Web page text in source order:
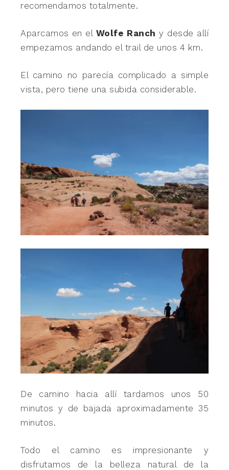
recomendamos totalmente.
Aparcamos en el Wolfe Ranchy desde allí
empezamos andando el trail de unos 4 km.
El camino no parecía complicado a simple
vista, pero tiene una subida considerable.
De camino hacia allí tardamos unos 50
minutos y de bajada aproximadamente 35
minutos.
Todo el camino es impresionante y
disfrutamos de la belleza natural de la